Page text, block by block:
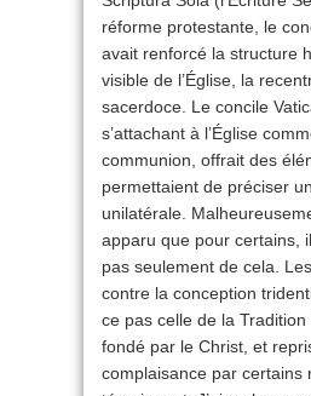
réforme protestante, le
avait renforcé la structure
visible de l’Église, la
sacerdoce. Le concile
s’attachant à l’Église
communion, offrait des
permettaient de préciser
unilatérale.
apparu que pour certains,
pas seulement de cela.
contre la conception
ce pas celle de la
fondé par le Christ, et
complaisance par certains